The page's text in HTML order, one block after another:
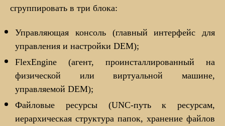
сгруппировать в три блока:
Управляющая консоль (главный интерфейс для
управления и настройки DEM);
FlexEngine (агент, проинсталлированный на
физической или виртуальной машине,
управляемой DEM);
Файловые ресурсы (UNC-путь к ресурсам,
иерархическая структура папок, хранение файлов